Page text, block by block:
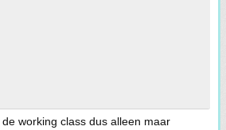
working class dus alleen maar